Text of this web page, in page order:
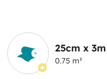
25cm x 3m
0.75 m²